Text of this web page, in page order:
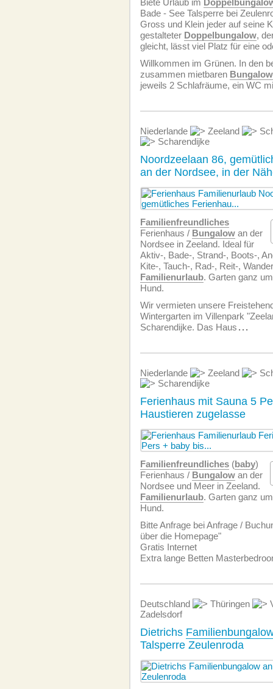
Biete Urlaub im
Bade - See Talsperre bei
Gross und Klein jeder auf seine
gestalteter Doppelbungalow,
gleicht, lässt viel Platz für eine
Willkommen im Grünen. In den
zusammen mietbaren
jeweils 2 Schlafräume, ein WC
Niederlande Zeeland
Scharendijke
Noordzeelaan 86,
an der Nordsee, in der
Familien­freundliches
Ferienhaus / Bungalow an der
Nordsee in Zeeland. Ideal für
Aktiv-, Bade-, Strand-, Boots-,
Kite-, Tauch-, Rad-, Reit-,
Familienurlaub. Garten ganz
Hund.
Wir vermieten unsere
Wintergarten im Villenpark
Scharendijke. Das Haus ...
Niederlande Zeeland
Scharendijke
Ferienhaus mit Sauna 5
Haustieren zugelasse
Familien­freundliches (baby)
Ferienhaus / Bungalow an der
Nordsee und Meer in Zeeland.
Familienurlaub. Garten ganz
Hund.
Bitte Anfrage bei Anfrage /
über die Homepage"
Gratis Internet
Extra lange Betten
Deutschland Thüringen
Zadelsdorf
Dietrichs
Talsperre Zeulenroda